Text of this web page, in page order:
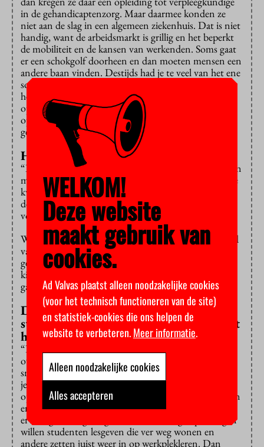
in de gehandicaptenzorg. Maar daarmee konden ze
niet aan de slag in een algemeen ziekenhuis. Dat is niet
handig, want de arbeidsmarkt is grillig en het beperkt
de mobiliteit en de kansen van werkenden. Soms gaat
er een schokgolf doorheen en dan moeten mensen een
andere baan vinden. Destijds had je te veel van het ene
soort verplegers en te weinig van het andere. Daarom
hebben rond 1990 de veel bredere mbo- en hbo-
opleidingen verpleegkunde de smalle inservice-
opleidingen vervangen. En dat is zeer succesvol
geweest.”
Heeft u vertrouwen in de experimenten?
“Ik hoop dat de instellingen veel ervaring gaan opdoen
met deze pilot. Laten we kijken wat het oplevert. Is de
kwaliteit inderdaad wat we ervan verwachten? Zijn de
deeltijdopleidingen straks even goed als de
voltijdopleidingen?
Wij hebben de plannen alleen beoordeeld aan de hand
van de subsidiecriteria die de minister ons heeft
gegeven. Accreditatieorganisatie NVAO moet nog
kijken naar de kwaliteit van de opleidingen zelf. Daar
gaan wij niet over.”
De kwaliteit van aanvragen verschilde
sterk, schreef u aan de minister. Waar zat
hem dat in?
“De zorgvuldigheid. Het experiment gaat onder meer
over ‘leeruitkomsten’ waarbij het niet uitmaakt hoe
snel en via welke weg je tot het diploma komt, zolang
je maar het eindniveau haalt. Dan willen wij wel dat
opleidingen goed hebben nagedacht over vrijstellingen
en de weg naar het diploma, en dat ze hun huidige
ervaring ermee goed gebruiken. Sommige opleidingen
willen studenten lesgeven die ver weg wonen en
andere zetten juist weer in op werkplekleren. Dan
WELKOM!
Deze website
maakt gebruik van
cookies.
Ad Valvas plaatst alleen noodzakelijke cookies
(voor het technisch functioneren van de site)
en statistiek-cookies die ons helpen de
website te verbeteren.Meer informatie.
Alleen noodzakelijke cookies
Alles accepteren